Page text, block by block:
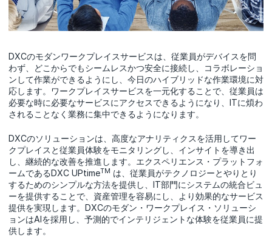
DXCのモダンワークプレイスサービスは、従業員がデバイスを問
わず、どこからでもシームレスかつ安全に接続し、コラボレーショ
ンして作業ができるようにし、今日のハイブリッドな作業環境に対
応します。ワークプレイスサービスを一元化することで、従業員は
必要な時に必要なサービスにアクセスできるようになり、ITに煩わ
されることなく業務に集中できるようになります。
DXCのソリューションは、高度なアナリティクスを活用してワー
クプレイスと従業員体験をモニタリングし、インサイトを導き出
し、継続的な改善を推進します。エクスペリエンス・プラットフォ
ームであるDXC UPtimeTM は、従業員がテクノロジーとやりとり
するためのシンプルな方法を提供し、IT部門にシステムの統合ビュ
ーを提供することで、資産管理を容易にし、より効果的なサービス
提供を実現します。DXCのモダン・ワークプレイス・ソリューシ
ョンはAIを採用し、予測的でインテリジェントな体験を従業員に提
供します。